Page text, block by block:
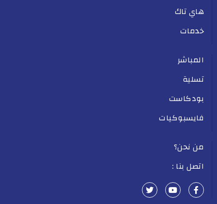
هاي تاك
خدمات
المباشر
تسلية
بودكاست
فايسبوكيات
من نحن؟
اتصل بنا :